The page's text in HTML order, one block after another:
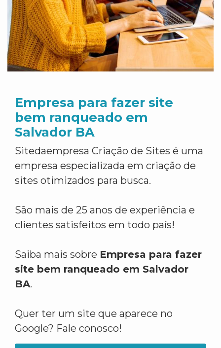
Empresa para fazer site
bem ranqueado em
Salvador BA
Sitedaempresa Criação de Sites é uma
empresa especializada em criação de
sites otimizados para busca.
São mais de 25 anos de experiência e
clientes satisfeitos em todo país!
Saiba mais sobre Empresa para fazer
site bem ranqueado em Salvador
BA.
Quer ter um site que aparece no
Google? Fale conosco!